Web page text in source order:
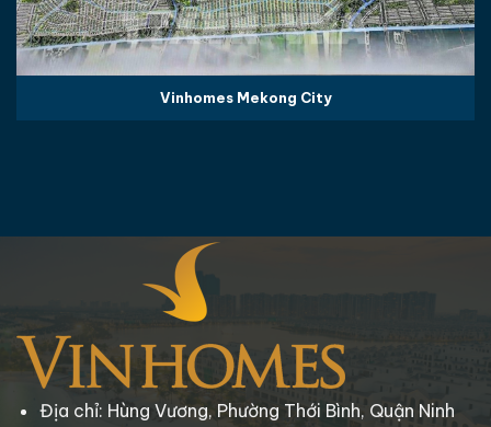
Vinhomes Mekong City
Địa chỉ: Hùng Vương, Phường Thới Bình, Quận Ninh